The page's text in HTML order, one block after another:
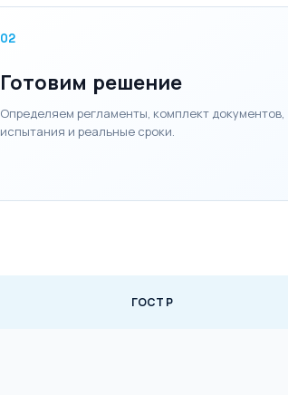
02
Готовим решение
Определяем регламенты, комплект документов,
испытания и реальные сроки.
ГОСТ Р